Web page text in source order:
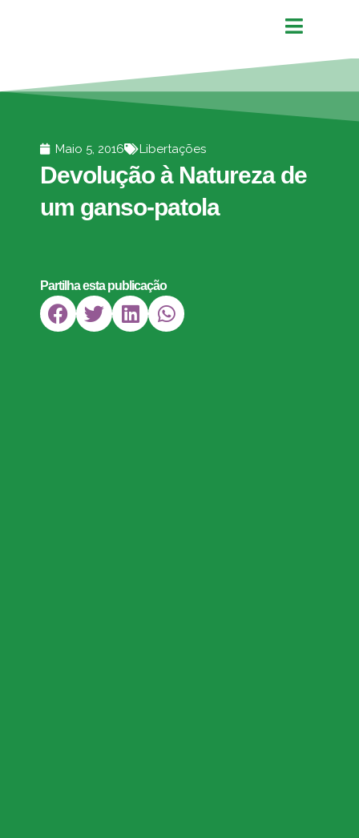
Maio 5, 2016 Libertações
Devolução à Natureza de
um ganso-patola
Partilha esta publicação